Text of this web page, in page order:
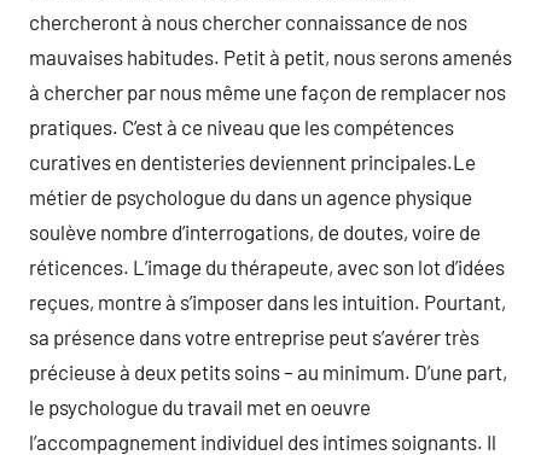
chercheront à nous chercher connaissance de nos
mauvaises habitudes. Petit à petit, nous serons amenés
à chercher par nous même une façon de remplacer nos
pratiques. C’est à ce niveau que les compétences
curatives en dentisteries deviennent principales.Le
métier de psychologue du dans un agence physique
soulève nombre d’interrogations, de doutes, voire de
réticences. L’image du thérapeute, avec son lot d’idées
reçues, montre à s’imposer dans les intuition. Pourtant,
sa présence dans votre entreprise peut s’avérer très
précieuse à deux petits soins – au minimum. D’une part,
le psychologue du travail met en oeuvre
l’accompagnement individuel des intimes soignants. Il